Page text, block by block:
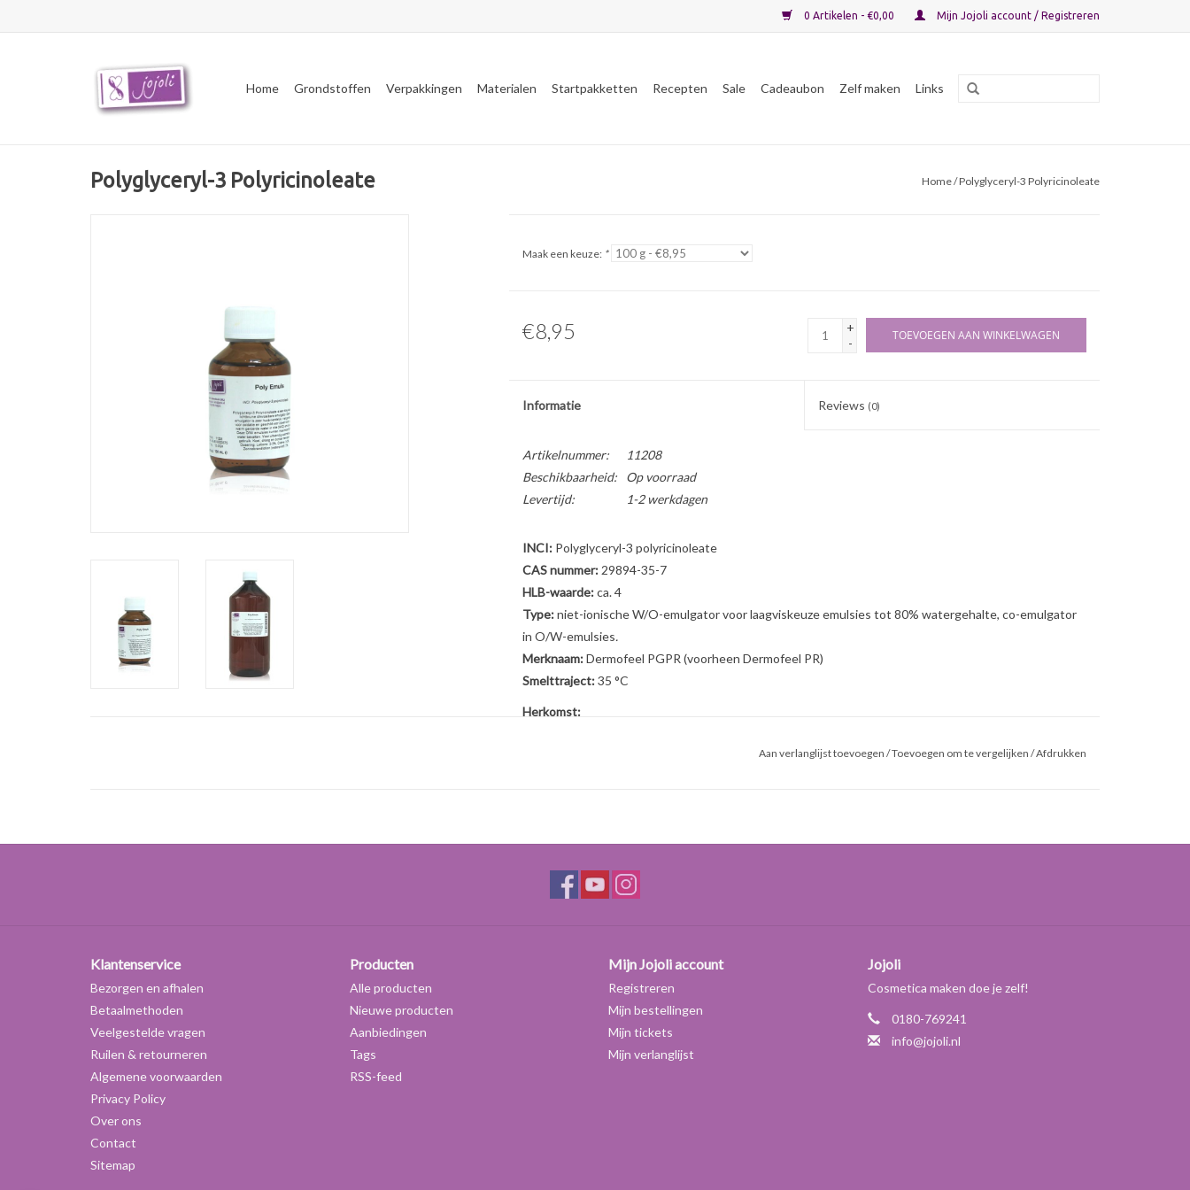
0 Artikelen - €0,00 Mijn Jojoli account / Registreren
Home Grondstoffen Verpakkingen Materialen Startpakketten Recepten Sale Cadeaubon Zelf maken Links
Polyglyceryl-3 Polyricinoleate Home/ Polyglyceryl-3 Polyricinoleate
Maak een keuze: *
€8,95
+
-
TOEVOEGEN AAN WINKELWAGEN
Informatie Reviews (0)
Artikelnummer:
11208
Beschikbaarheid:
Op voorraad
Levertijd:
1-2 werkdagen
INCI:Polyglyceryl-3 polyricinoleate
CAS nummer:29894-35-7
HLB-waarde:ca. 4
Type:niet-ionischeW/O-emulgator voor laagviskeuze emulsies tot 80% watergehalte, co-emulgator
in O/W-emulsies.
Merknaam:Dermofeel PGPR (voorheen Dermofeel PR)
Smelttraject:35 °C
Herkomst:
waterfase emulgeren. In combinatie met een verdikker kunnen er ook crèmes mee gemaakt worden.
en zijn sneeuwwit.
1) Voor het maken van een emulsie wordt Polyglyceryl-3 Polyricinoleate samen met de vetfase tot 75-
Aan verlanglijst toevoegen /Toevoegen om te vergelijken /Afdrukken
Klantenservice
Bezorgen en afhalen
Betaalmethoden
Veelgestelde vragen
Ruilen & retourneren
Algemene voorwaarden
Privacy Policy
Over ons
Contact
Sitemap
Producten
Alle producten
Nieuwe producten
Aanbiedingen
Tags
RSS-feed
Mijn Jojoli account
Registreren
Mijn bestellingen
Mijn tickets
Mijn verlanglijst
Jojoli
Cosmetica maken doe je zelf!
0180-769241
info@jojoli.nl